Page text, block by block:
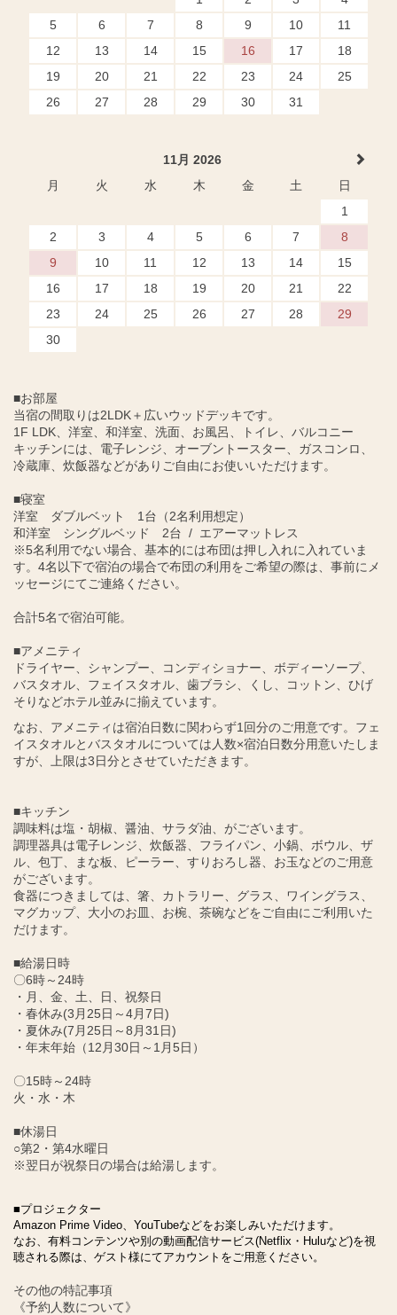
5
6 7 8 9 10
11
12
13 14 15 16 17
18
19
20 21 22 23 24
25
26
27 28 29 30 31
11月 2026
月
火 水 木 金 土
日
1
2
3 4 5 6 7
8
9
10 11 12 13 14
15
16
17 18 19 20 21
22
23
24 25 26 27 28
29
30
■お部屋
当宿の間取りは2LDK＋広いウッドデッキです。
1F LDK、洋室、和洋室、洗面、お風呂、トイレ、バルコニー
キッチンには、電子レンジ、オーブントースター、ガスコンロ、
冷蔵庫、炊飯器などがありご自由にお使いいただけます。
■寝室
洋室 ダブルベット 1台（2名利用想定）
和洋室 シングルベッド 2台 / エアーマットレス
※5名利用でない場合、基本的には布団は押し入れに入れていま
す。4名以下で宿泊の場合で布団の利用をご希望の際は、事前にメ
ッセージにてご連絡ください。
合計5名で宿泊可能。
■アメニティ
ドライヤー、シャンプー、コンディショナー、ボディーソープ、
バスタオル、フェイスタオル、歯ブラシ、くし、コットン、ひげ
そりなどホテル並みに揃えています。
なお、アメニティは宿泊日数に関わらず1回分のご用意です。フェ
イスタオルとバスタオルについては人数×宿泊日数分用意いたしま
すが、上限は3日分とさせていただきます。
■キッチン
調味料は塩・胡椒、醤油、サラダ油、がございます。
調理器具は電子レンジ、炊飯器、フライパン、小鍋、ボウル、ザ
ル、包丁、まな板、ピーラー、すりおろし器、お玉などのご用意
がございます。
食器につきましては、箸、カトラリー、グラス、ワイングラス、
マグカップ、大小のお皿、お椀、茶碗などをご自由にご利用いた
だけます。
■給湯日時
〇6時～24時
・月、金、土、日、祝祭日
・春休み(3月25日～4月7日)
・夏休み(7月25日～8月31日)
・年末年始（12月30日～1月5日）
〇15時～24時
火・水・木
■休湯日
○第2・第4水曜日
※翌日が祝祭日の場合は給湯します。
■プロジェクター
Amazon Prime Video、YouTubeなどをお楽しみいただけます。
なお、有料コンテンツや別の動画配信サービス(Netflix・Huluなど)を視
聴される際は、ゲスト様にてアカウントをご用意ください。
その他の特記事項
《予約人数について》